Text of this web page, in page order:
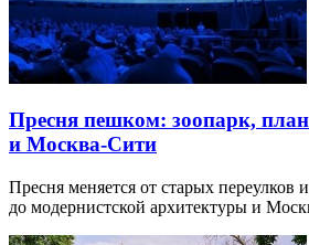
Пресня пешком: зоопарк,
и Москва-Сити
Пресня меняется от старых переулков
до модернистской архитектуры и